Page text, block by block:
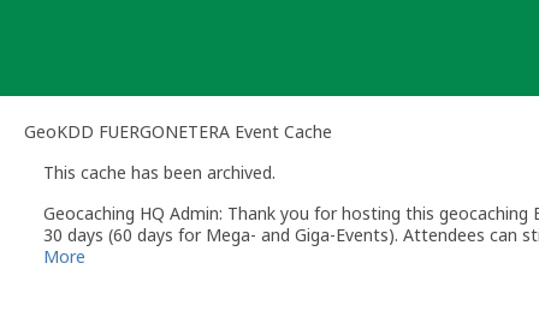
GeoKDD FUERGONETERA Event Cache
This cache has been archived.
Geocaching HQ Admin: Thank you for hosting this
30 days (60 days for Mega- and Giga-Events). Attendees can
More